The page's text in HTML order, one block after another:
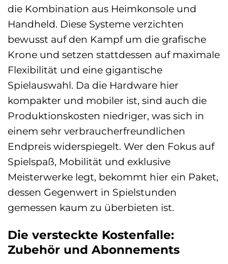
die Kombination aus Heimkonsole und
Handheld. Diese Systeme verzichten
bewusst auf den Kampf um die grafische
Krone und setzen stattdessen auf maximale
Flexibilität und eine gigantische
Spielauswahl. Da die Hardware hier
kompakter und mobiler ist, sind auch die
Produktionskosten niedriger, was sich in
einem sehr verbraucherfreundlichen
Endpreis widerspiegelt. Wer den Fokus auf
Spielspaß, Mobilität und exklusive
Meisterwerke legt, bekommt hier ein Paket,
dessen Gegenwert in Spielstunden
gemessen kaum zu überbieten ist.
Die versteckte Kostenfalle:
Zubehör und Abonnements